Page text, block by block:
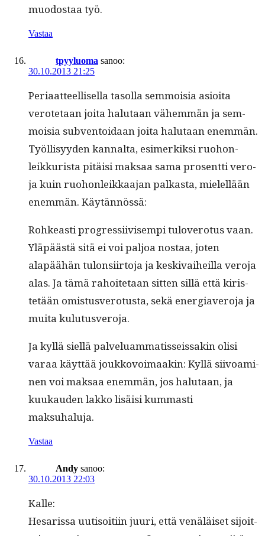
muo­dostaa työ.
Vastaa
tpyyluoma sanoo:
30.10.2013 21:25
Peri­aat­teel­lisel­la tasol­la sem­moisia asioi­ta
verote­taan joi­ta halu­taan vähem­män ja sem­
moisia sub­ven­toidaan joi­ta halu­taan enem­män.
Työl­lisyy­den kannal­ta, esimerkik­si ruo­hon­
leikkurista pitäisi mak­saa sama pros­ent­ti vero­
ja kuin ruo­hon­leikkaa­jan palka­s­ta, mielel­lään
enem­män. Käytännössä:
Rohkeasti pro­gres­si­ivisem­pi tulovero­tus vaan.
Yläpäästä sitä ei voi paljoa nos­taa, joten
alapäähän tulon­si­ir­to­ja ja keski­vai­heil­la vero­ja
alas. Ja tämä rahoite­taan sit­ten sil­lä että kiris­
tetään omis­tusvero­tus­ta, sekä ener­giavero­ja ja
mui­ta kulutusveroja.
Ja kyl­lä siel­lä palvelu­am­ma­tis­seis­sakin olisi
varaa käyt­tää joukkovoimaakin: Kyl­lä siivoami­
nen voi mak­saa enem­män, jos halu­taan, ja
kuukau­den lakko lisäisi kum­masti
maksuhaluja.
Vastaa
Andy sanoo:
30.10.2013 22:03
Kalle:
Hesaris­sa uuti­soiti­in juuri, että venäläiset sijoit­